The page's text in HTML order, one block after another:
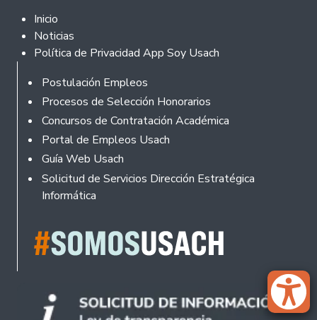
Footer 2
Inicio
Noticias
Política de Privacidad App Soy Usach
Rodapé
Postulación Empleos
Procesos de Selección Honorarios
Concursos de Contratación Académica
Portal de Empleos Usach
Guía Web Usach
Solicitud de Servicios Dirección Estratégica
Informática